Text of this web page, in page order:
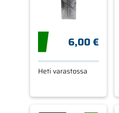
6,00 €
Heti varastossa